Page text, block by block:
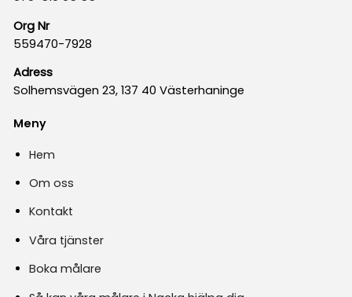
Org Nr
559470-7928
Adress
Solhemsvägen 23, 137 40 Västerhaninge
Meny
Hem
Om oss
Kontakt
Våra tjänster
Boka målare